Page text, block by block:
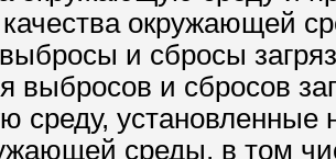
окружающей
и сбросы
выбросов и сбросов
среду, установленные
среды, в том